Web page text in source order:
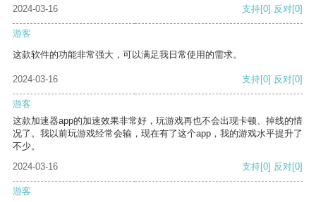
2024-03-16
支持[0] 反对[0]
游客
这款软件的功能非常强大，可以满足我日常使用的需求。
2024-03-16 支持[0] 反对[0]
游客
这款加速器app的加速效果非常好，玩游戏再也不会出现卡顿、掉线的情
况了。我以前玩游戏经常会输，现在有了这个app，我的游戏水平提升了
不少。
2024-03-16
支持[0] 反对[0]
游客